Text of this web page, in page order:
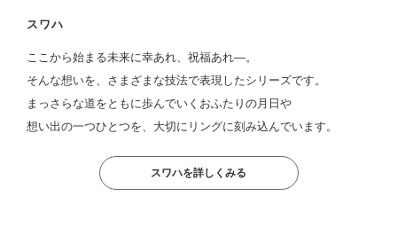
スワハ
ここから始まる未来に幸あれ、祝福あれ―。
そんな想いを、さまざまな技法で表現したシリーズです。
まっさらな道をともに歩んでいくおふたりの月日や
想い出の一つひとつを、大切にリングに刻み込んでいます。
スワハを詳しくみる